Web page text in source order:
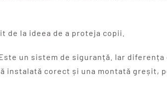
de la ideea de a proteja copii.
un sistem de siguranță. Iar
instalată corect și una montată greșit,